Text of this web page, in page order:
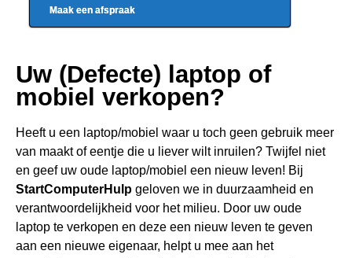
Maak een afspraak
Uw (Defecte) laptop of
mobiel verkopen?
Heeft u een laptop/mobiel waar u toch geen gebruik meer
van maakt of eentje die u liever wilt inruilen? Twijfel niet
en geef uw oude laptop/mobiel een nieuw leven! Bij
StartComputerHulp geloven we in duurzaamheid en
verantwoordelijkheid voor het milieu. Door uw oude
laptop te verkopen en deze een nieuw leven te geven
aan een nieuwe eigenaar, helpt u mee aan het